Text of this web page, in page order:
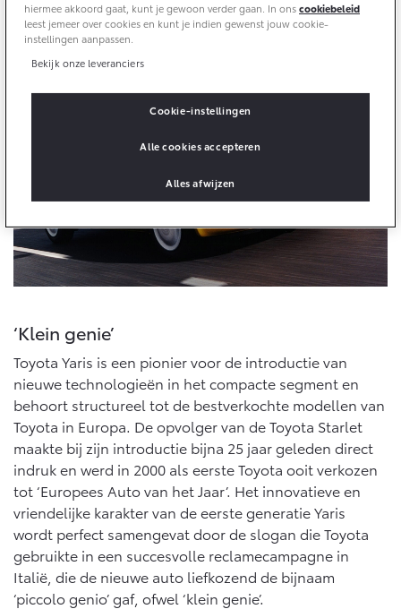
Corolla Cross
HYBRIDE
Vanaf € 36.495,-
Toyota C-HR+
BATTERIJ-ELEKTRISCH
Vanaf € 37.995,-
RAV4
PLUG-IN HYBRIDE
Vanaf € 49.995,-
bZ4X
BATTERIJ-ELEKTRISCH
Vanaf € 39.995,-
bZ4X Touring
BATTERIJ-ELEKTRISCH
Vanaf € 48.995,-
10 jaar batterijgarantie
Toyota fabrieksgarantie
Onderdelen & Accessoires
Connected
MyToyota login
MyToyota App
Abonnementen
Multimedia
Connected check
Navigatie updates
Laadpas
Energie en slim laden
Toyota Autoverzekering
Toyota Hybride Autoverzekering
Bedrijfswagens
Bedrijfswagens op maat
‘Klein genie’
Toyota Yaris is een pionier voor de introductie van
nieuwe technologieën in het compacte segment en
behoort structureel tot de bestverkochte modellen van
Toyota in Europa. De opvolger van de Toyota Starlet
maakte bij zijn introductie bijna 25 jaar geleden direct
indruk en werd in 2000 als eerste Toyota ooit verkozen
tot ‘Europees Auto van het Jaar’. Het innovatieve en
vriendelijke karakter van de eerste generatie Yaris
wordt perfect samengevat door de slogan die Toyota
gebruikte in een succesvolle reclamecampagne in
Italië, die de nieuwe auto liefkozend de bijnaam
‘piccolo genio’ gaf, ofwel ‘klein genie’.
hiermee akkoord gaat, kunt je gewoon verder gaan. In onscookiebeleid
leest jemeer over cookies en kunt je indien gewenst jouw cookie-
instellingen aanpassen.
Bekijk onze leveranciers
Cookie-instellingen
Alles afwijzen
Alle cookies accepteren